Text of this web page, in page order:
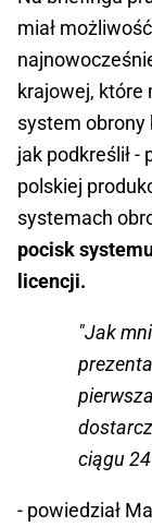
miał
krajowej, które
system obrony
jak podkreślił -
polskiej
systemach
pocisk
licencji.
"Jak
ciągu
- powiedział